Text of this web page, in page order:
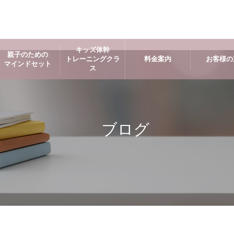
親子のための
マインドセット
キッズ体幹
トレーニングクラ
ス
料金案内 お客様
ブログ